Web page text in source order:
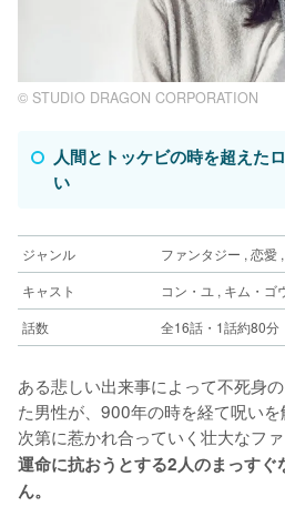
©︎ STUDIO DRAGON CORPORATION
人間とトッケビの時を超えた
い
ジャンル
ファンタジー , 恋愛
キャスト
コン・ユ , キム・ゴ
話数
全16話・1話約80分
ある悲しい出来事によって不死身
た男性が、900年の時を経て呪いを
次第に惹かれ合っていく壮大なファ
運命に抗おうとする2人のまっす
ん。